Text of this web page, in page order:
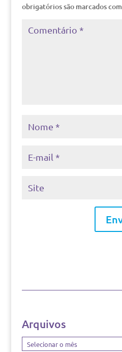
obrigatórios são marcados com
Arquivos
Arquivos